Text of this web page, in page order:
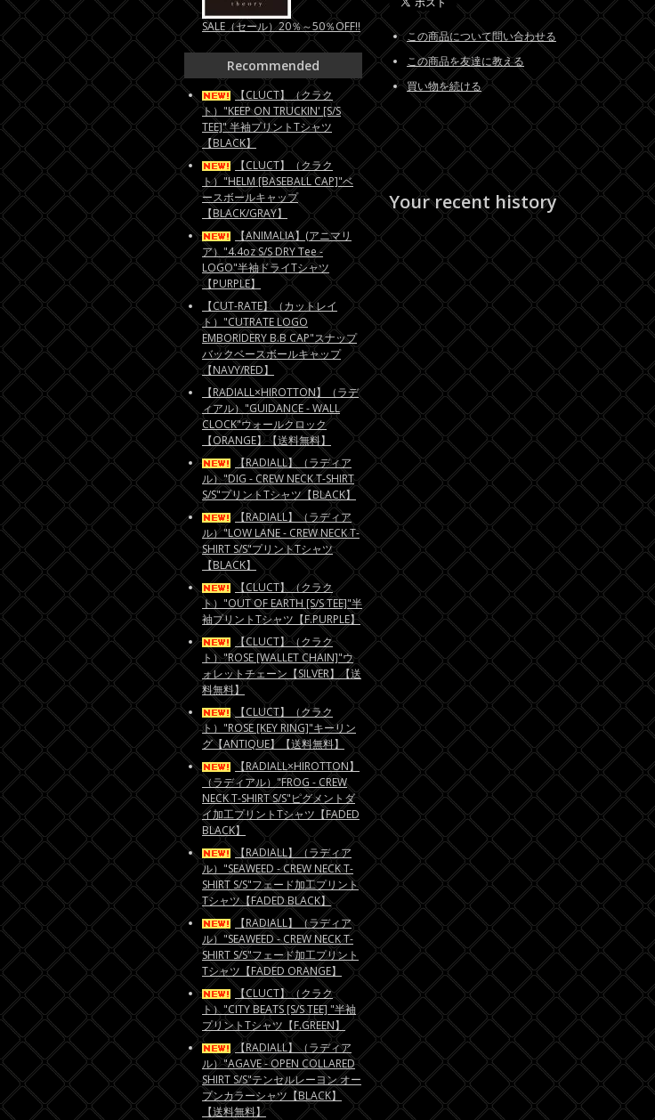
この商品について問い合わせる
この商品を友達に教える
買い物を続ける
Your recent history
SALE（セール）20％～50％OFF!!
Recommended
【CLUCT】（クラク
ト）"KEEP ON TRUCKIN' [S/S
TEE]" 半袖プリントTシャツ
【BLACK】
【CLUCT】（クラク
ト）"HELM [BASEBALL CAP]"ベ
ースボールキャップ
【BLACK/GRAY】
【ANIMALIA】(アニマリ
ア）"4.4oz S/S DRY Tee -
LOGO"半袖ドライTシャツ
【PURPLE】
【CUT-RATE】（カットレイ
ト）"CUTRATE LOGO
EMBORIDERY B.B CAP"スナップ
バックベースボールキャップ
【NAVY/RED】
【RADIALL×HIROTTON】（ラデ
ィアル）"GUIDANCE - WALL
CLOCK"ウォールクロック
【ORANGE】【送料無料】
【RADIALL】（ラディア
ル）"DIG - CREW NECK T-SHIRT
S/S"プリントTシャツ【BLACK】
【RADIALL】（ラディア
ル）"LOW LANE - CREW NECK T-
SHIRT S/S"プリントTシャツ
【BLACK】
【CLUCT】（クラク
ト）"OUT OF EARTH [S/S TEE]"半
袖プリントTシャツ【F.PURPLE】
【CLUCT】（クラク
ト）"ROSE [WALLET CHAIN]"ウ
ォレットチェーン【SILVER】【送
料無料】
【CLUCT】（クラク
ト）"ROSE [KEY RING]"キーリン
グ【ANTIQUE】【送料無料】
【RADIALL×HIROTTON】
（ラディアル）"FROG - CREW
NECK T-SHIRT S/S"ピグメントダ
イ加工プリントTシャツ【FADED
BLACK】
【RADIALL】（ラディア
ル）"SEAWEED - CREW NECK T-
SHIRT S/S"フェード加工プリント
Tシャツ【FADED BLACK】
【RADIALL】（ラディア
ル）"SEAWEED - CREW NECK T-
SHIRT S/S"フェード加工プリント
Tシャツ【FADED ORANGE】
【CLUCT】（クラク
ト）"CITY BEATS [S/S TEE] "半袖
プリントTシャツ【F.GREEN】
【RADIALL】（ラディア
ル）"AGAVE - OPEN COLLARED
SHIRT S/S"テンセルレーヨン オー
プンカラーシャツ【BLACK】
【送料無料】